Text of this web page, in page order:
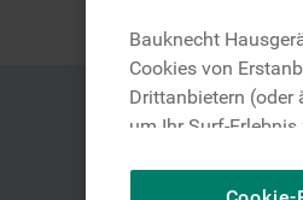
Bauknecht
Cookies von
Drittanbietern (oder
um Ihr Surf-Erlebnis
gefriertruhe
kühl-gefrierkombination